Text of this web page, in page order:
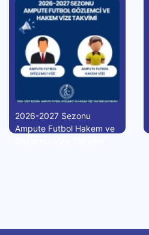
2026-2027 Sezonu
Ampute Futbol Hakem ve